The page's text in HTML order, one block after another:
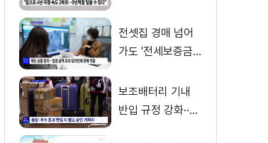
전셋집 경매 넘어
가도 '전세보증금'
보조배터리 기내
반입 규정 강화··